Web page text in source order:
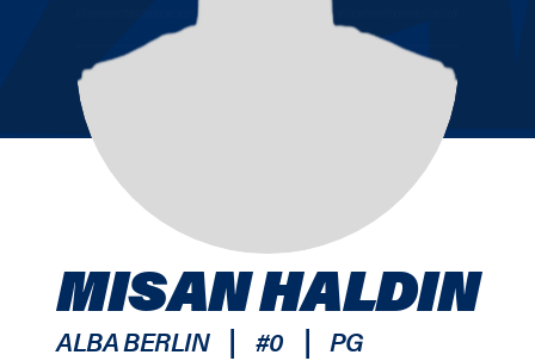
MISAN HALDIN
ALBA BERLIN | #0 | PG